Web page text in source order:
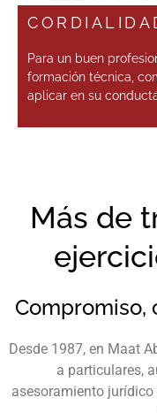
Para un buen
formación técnica,
aplicar en su
Más de
Compromiso,
Desde 1987, en Maat
a particulares,
asesoramiento